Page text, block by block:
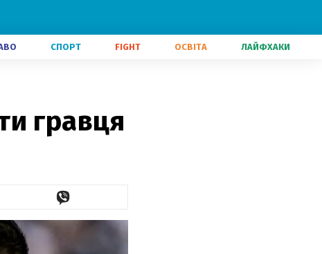
СПОРТ FIGHT ОСВІТА ЛАЙФХАКИ
гравця